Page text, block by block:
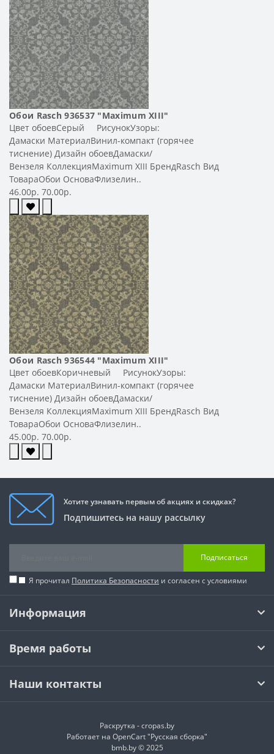
Обои Rasch 936537 "Maximum XIII"
Цвет обоевСерый РисунокУзоры:
Дамаски МатериалВинил-компакт (горячее
тиснение) Дизайн обоевДамаски/
Вензеля КоллекцияMaximum XIII БрендRasch Вид
ТовараОбои ОсноваФлизелин..
46.00р. 70.00р.
Обои Rasch 936544 "Maximum XIII"
Цвет обоевКоричневый РисунокУзоры:
Дамаски МатериалВинил-компакт (горячее
тиснение) Дизайн обоевДамаски/
Вензеля КоллекцияMaximum XIII БрендRasch Вид
ТовараОбои ОсноваФлизелин..
45.00р. 70.00р.
Хотите узнавать первым об акциях и скидках?
Подпишитесь на нашу рассылку
Подписаться
Я прочитал Политика Безопасности и согласен с условиями
Информация
Время работы
Наши контакты
Раскрутка -cropas.by
Работает на OpenCart "Русская сборка"
bmb.by © 2025